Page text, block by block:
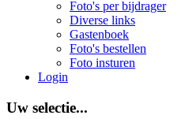
Foto's per bijdrager
Diverse links
Gastenboek
Foto's bestellen
Foto insturen
Login
Uw selectie...